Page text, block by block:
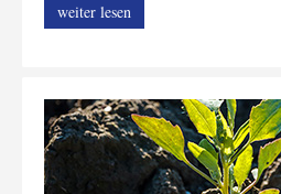
weiter lesen